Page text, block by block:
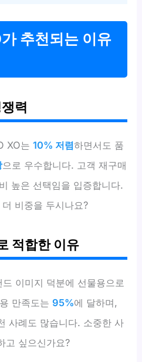
추천되는 이유
력
XO는10% 저렴하면서도 품
으로 우수합니다. 고객 재구매
높은 선택임을 입증합니다.
비중을 두시나요?
적합한 이유
이미지 덕분에 선물용으로
만족도는95%에 달하며,
사례도 많습니다. 소중한 사
고 싶으신가요?